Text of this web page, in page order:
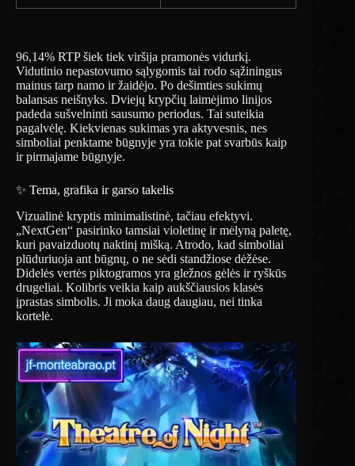
96,14% RTP šiek tiek viršija pramonės vidurkį.
Vidutinio nepastovumo sąlygomis tai rodo sąžiningus
mainus tarp namo ir žaidėjo. Po dešimties sukimų
balansas neišnyks. Dviejų krypčių laimėjimo linijos
padeda sušvelninti sausumo periodus. Tai suteikia
pagalvėlę. Kiekvienas sukimas yra aktyvesnis, nes
simboliai penktame būgnyje yra tokie pat svarbūs kaip
ir pirmajame būgnyje.
✨ Tema, grafika ir garso takelis
Vizualinė kryptis minimalistinė, tačiau efektyvi.
„NextGen“ pasirinko tamsiai violetinę ir mėlyną paletę,
kuri pavaizduotų naktinį mišką. Atrodo, kad simboliai
plūduriuoja ant būgnų, o ne sėdi standžiose dėžėse.
Didelės vertės piktogramos yra gležnos gėlės ir ryškūs
drugeliai. Kolibris veikia kaip aukščiausios klasės
įprastas simbolis. Ji moka daug daugiau, nei tinka
kortelė.